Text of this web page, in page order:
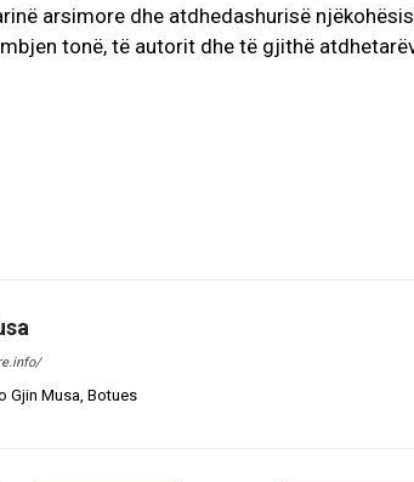
arsimore dhe atdhedashurisë
tonë, të autorit dhe të gjithë
Gjin Musa, Botues